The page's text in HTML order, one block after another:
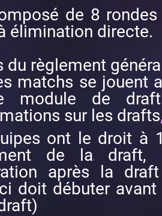
de 8
élimination directe.
du règlement
matchs se jouent
module de
sur les drafts
ont le droit à
de la
après la
doit débuter